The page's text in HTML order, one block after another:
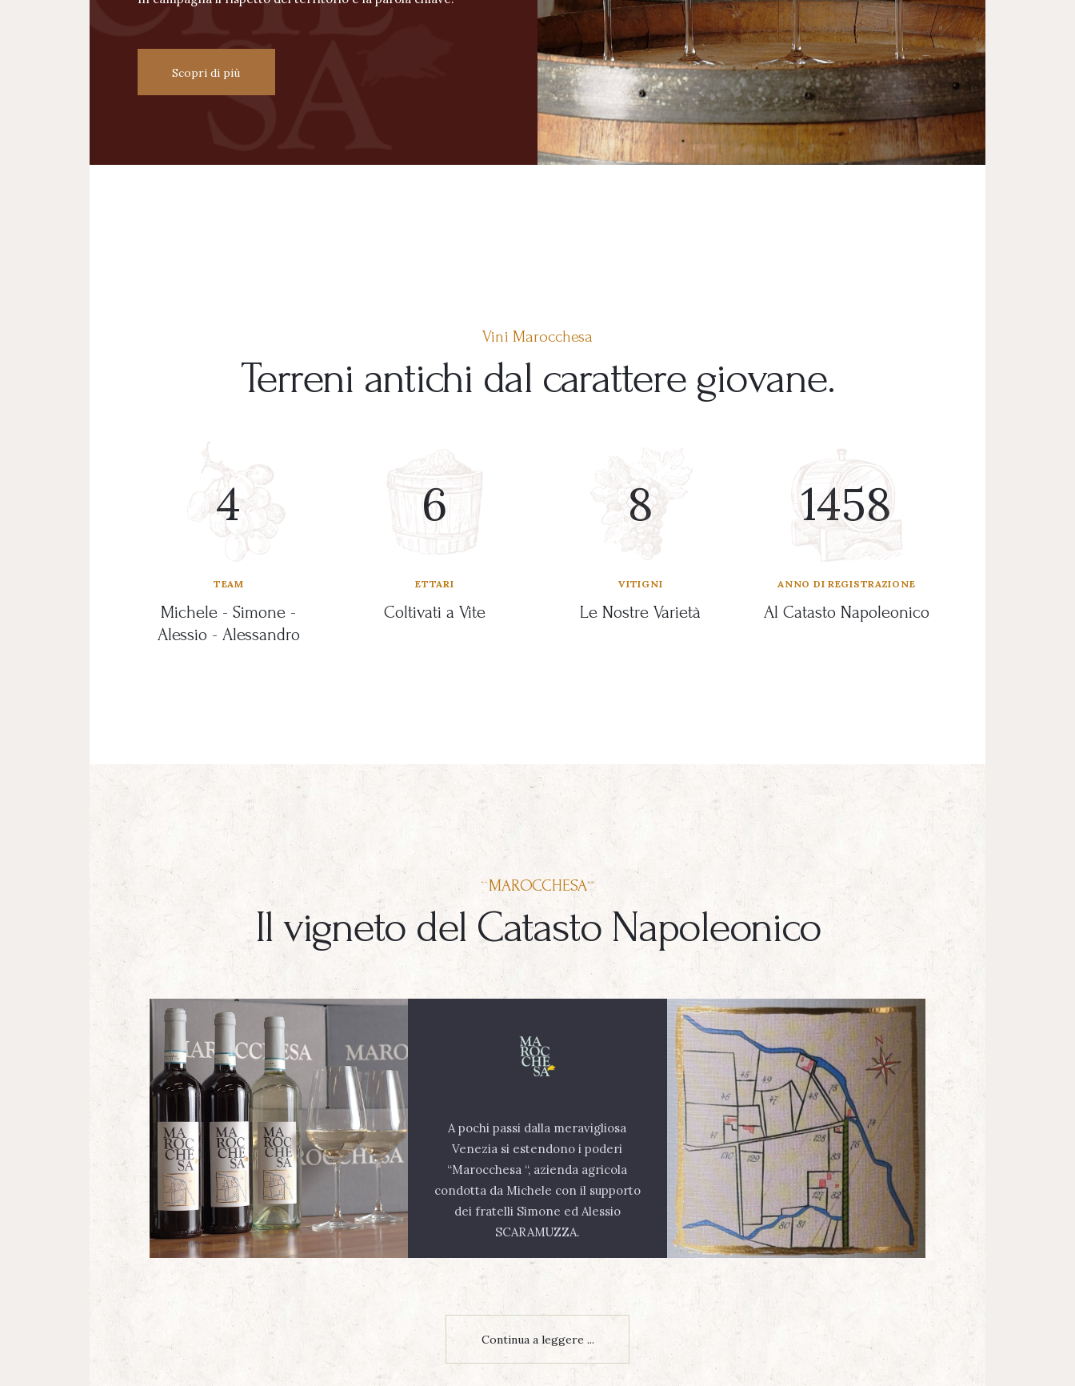
Scopri di più
Vini Marocchesa
Terreni antichi dal carattere giovane.
4
TEAM
Michele - Simone -
Alessio - Alessandro
6
ETTARI
Coltivati a Vite
8
VITIGNI
Le Nostre Varietà
1808
ANNO DI REGISTRAZIONE
Al Catasto Napoleonico
``MAROCCHESA``
Il vigneto del Catasto Napoleonico
A pochi passi dalla meravigliosa
Venezia si estendono i poderi
“Marocchesa “, azienda agricola
condotta da Michele con il supporto
dei fratelli Simone ed Alessio
SCARAMUZZA.
Continua a leggere ...